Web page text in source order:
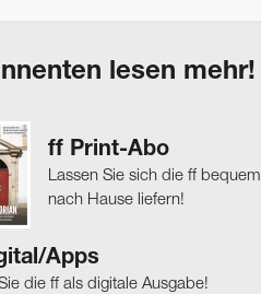
lesen mehr!
ff Print-Abo
Lassen Sie sich die ff bequem
nach Hause liefern!
Apps
die ff als digitale Ausgabe!